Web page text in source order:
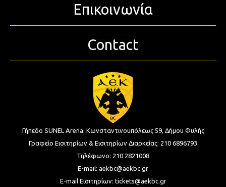
Επικοινωνία
Contact
Γήπεδο SUNEL Arena: Κωνσταντινουπόλεως 59, Δήμου Φυλής
Γραφείο Εισιτηρίων & Εισιτηρίων Διαρκείας: 210 6896793
Τηλέφωνο: 210 2821008
E-mail: aekbc@aekbc.gr
E-mail Εισιτηρίων: tickets@aekbc.gr